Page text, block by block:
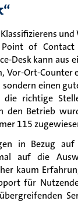
of Contact
Desk kann aus
Vor-Ort-Counter
einen
die richtige
den Betrieb
115
in Bezug
auf die
kaum
für